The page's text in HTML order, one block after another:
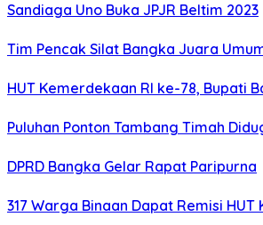
Sandiaga Uno Buka JPJR Beltim 2023
Tim Pencak Silat Bangka Juara
HUT Kemerdekaan RI ke-78, Bupati
Puluhan Ponton Tambang Timah
DPRD Bangka Gelar Rapat Paripurna
317 Warga Binaan Dapat Remisi HUT